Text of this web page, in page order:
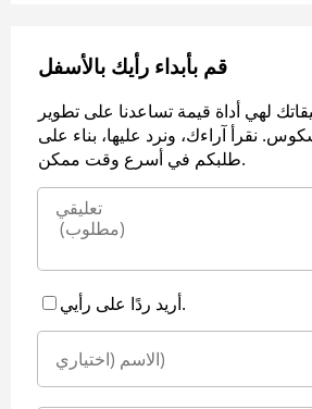
قم بأبداء رأيك بالأسفل
لهي أداة قيمة تساعدنا على تطوير
نقرأ آراءك، ونرد عليها، بناء على
طلبكم في أسرع وقت ممكن.
أريد ردًا على رأيي.